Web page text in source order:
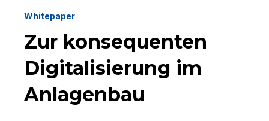
Whitepaper
Zur konsequenten
Digitalisierung im
Anlagenbau